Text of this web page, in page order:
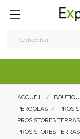
ACCUEIL
PERGOLAS
PROS
PROS STORES
PROS STORES